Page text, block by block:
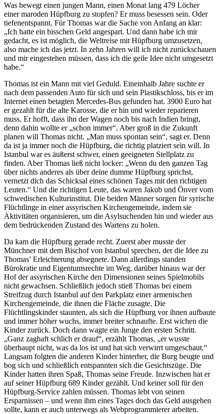
Was bewegt einen jungen Mann, einen Monat lang 479 Löcher
einer maroden Hüpfburg zu stopfen? Er muss besessen sein. Oder
tiefenentspannt. Für Thomas war die Sache von Anfang an klar:
„Ich hatte ein bisschen Geld angespart. Und dann habe ich mir
gedacht, es ist möglich, die Weltreise mit Hüpfburg umzusetzen,
also mache ich das jetzt. In zehn Jahren will ich nicht zurückschauen
und mir eingestehen müssen, dass ich die geile Idee nicht umgesetzt
habe.“
Thomas ist ein Mann mit viel Geduld. Eineinhalb Jahre suchte er
nach dem passenden Auto für sich und sein Plastikschloss, bis er im
Internet einen betagten Mercedes-Bus gefunden hat. 3900 Euro hat
er gezahlt für die alte Karosse, die er hin und wieder reparieren
muss. Er hofft, dass ihn der Wagen noch bis nach Indien bringt,
denn dahin wollte er „schon immer“. Aber groß in die Zukunft
planen will Thomas nicht. „Man muss spontan sein“, sagt er. Denn
da ist ja immer noch die Hüpfburg, die richtig platziert sein will. In
Istanbul war es äußerst schwer, einen geeigneten Stellplatz zu
finden. Aber Thomas ließ nicht locker: „Wenn du den ganzen Tag
über nichts anderes als über deine dumme Hüpfburg sprichst,
vernetzt dich das Schicksal eines schönen Tages mit den richtigen
Leuten.“ Und die richtigen Leute, das waren Jakub und Önver vom
schwedischen Kulturinstitut. Die beiden Männer sorgen für syrische
Flüchtlinge in einer assyrischen Kirchengemeinde, indem sie
Aktivitäten organisieren, um die Asylsuchenden hin und wieder aus
dem bedrückenden Zustand des Wartens zu holen.
Da kam die Hüpfburg gerade recht. Zuerst aber musste der
Münchner mit dem Bischof von Istanbul sprechen, der die Idee zu
Thomas’ Erleichterung absegnete. Dann allerdings standen
Bürokratie und Eigentumsrechte im Weg, darüber hinaus war der
Hof der assyrischen Kirche den Dimensionen seines Spielmobils
nicht gewachsen. Schließlich jedoch stieß Thomas bei einem
Streifzug durch Istanbul auf den Parkplatz einer armenischen
Kirchengemeinde, die ihnen die Fläche zusagte. Die
Flüchtlingskinder staunten, als sich die Hüpfburg vor ihnen aufbaute
und immer höher wuchs, immer breiter schnaufte. Erst wichen die
Kinder zurück. Doch dann wagte ein Junge den ersten Schritt.
„Ganz zaghaft schlich er drauf“, erzählt Thomas, „er wusste
überhaupt nicht, was da los ist und hat sich verwirrt umgeschaut.“
Langsam folgten die anderen Kinder hinterher, die Burg beugte und
bog sich und schließlich entspannten sich die Gesichtszüge. Die
Kinder hatten ihren Spaß, Thomas seine Freude. Inzwischen hat er
auf seiner Hüpfburg 689 Kinder gezählt. Und keiner soll für den
Hüpfburg-Service zahlen müssen. Thomas lebt von seinen
Ersparnissen – und wenn ihm eines Tages doch das Geld ausgehen
sollte, kann er auch unterwegs als Webprogrammierer arbeiten.